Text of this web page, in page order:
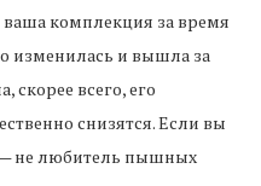
ваша комплекция за время
изменилась и вышла за
всего, его
снизятся. Если вы
не любитель пышных